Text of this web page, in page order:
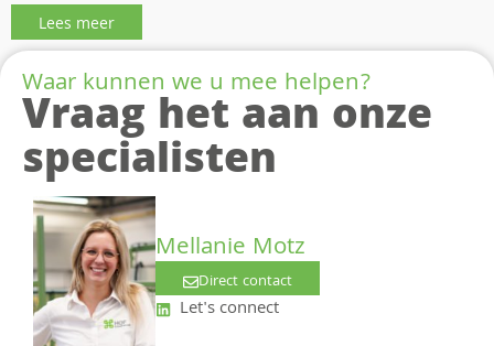
Lees meer
Waar kunnen we u mee helpen?
Vraag het aan onze
specialisten
Mellanie Motz
Direct contact
Let's connect